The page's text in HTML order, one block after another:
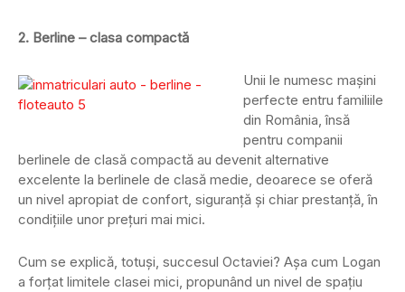
2. Berline – clasa compactă
Unii le numesc mașini
perfecte entru familiile
din România, însă
pentru companii
berlinele de clasă compactă au devenit alternative
excelente la berlinele de clasă medie, deoarece se oferă
un nivel apropiat de confort, siguranță și chiar prestanță, în
condițiile unor prețuri mai mici.
Cum se explică, totuși, succesul Octaviei? Așa cum Logan
a forțat limitele clasei mici, propunând un nivel de spațiu